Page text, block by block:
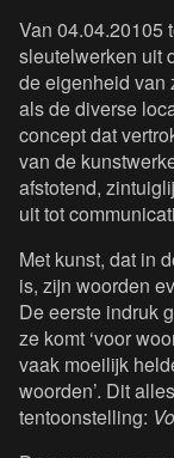
Van 04.04.20105
sleutelwerken uit
de eigenheid van
als de diverse
concept dat
van de
afstotend,
uit tot
Met kunst, dat in
is, zijn woorden
De eerste indruk
ze komt ‘voor
vaak moeilijk
woorden’. Dit
tentoonstelling: